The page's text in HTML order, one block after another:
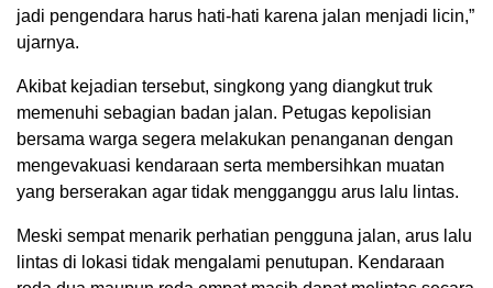
jadi pengendara harus hati-hati karena jalan menjadi licin,”
ujarnya.
Akibat kejadian tersebut, singkong yang diangkut truk
memenuhi sebagian badan jalan. Petugas kepolisian
bersama warga segera melakukan penanganan dengan
mengevakuasi kendaraan serta membersihkan muatan
yang berserakan agar tidak mengganggu arus lalu lintas.
Meski sempat menarik perhatian pengguna jalan, arus lalu
lintas di lokasi tidak mengalami penutupan. Kendaraan